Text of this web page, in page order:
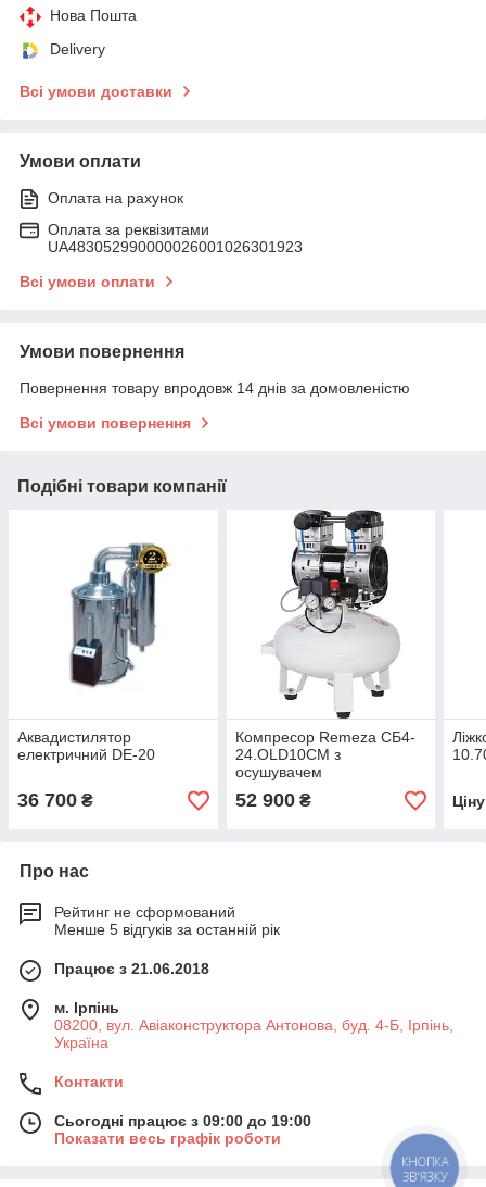
Нова Пошта
Delivery
Всі умови доставки
Умови оплати
Оплата на рахунок
Оплата за реквізитами
UA483052990000026001026301923
Всі умови оплати
Умови повернення
Повернення товару впродовж 14 днів за домовленістю
Всі умови повернення
Подібні товари компанії
Аквадистилятор
електричний DE-20
36 700 ₴
Компресор Remeza СБ4-
24.OLD10CМ з
осушувачем
52 900₴
Про нас
Рейтинг не сформований
Менше 5 відгуків за останній рік
Працює з 21.06.2018
м. Ірпінь
08200, вул. Авіаконструктора Антонова, буд. 4-Б, Ірпінь,
Україна
Контакти
Сьогодні працює з 09:00 до 19:00
Показати весь графік роботи
КНОПКА
ЗВ'ЯЗКУ